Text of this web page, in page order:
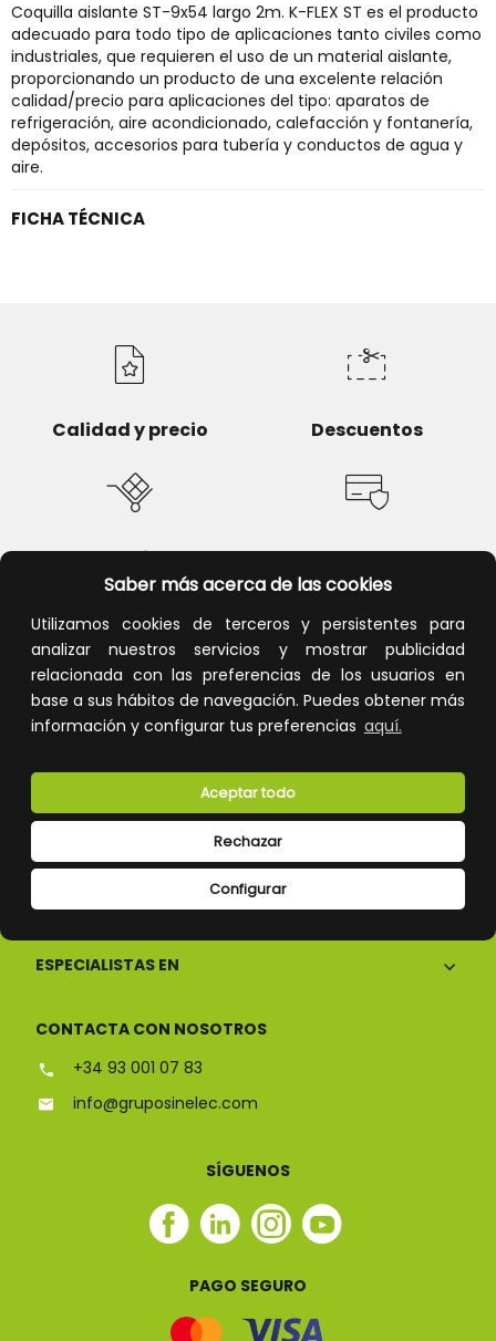
Saber más acerca de las cookies
Utilizamos cookies de terceros y persistentes para
analizar nuestros servicios y mostrar publicidad
relacionada con las preferencias de los usuarios en
base a sus hábitos de navegación. Puedes obtener más
información y configurar tus preferencias aquí.
Configurar
Rechazar
Aceptar todo
Coquilla aislante ST-9x54 largo 2m. K-FLEX ST es el producto
adecuado para todo tipo de aplicaciones tanto civiles como
industriales, que requieren el uso de un material aislante,
proporcionando un producto de una excelente relación
calidad/precio para aplicaciones del tipo: aparatos de
refrigeración, aire acondicionado, calefacción y fontanería,
depósitos, accesorios para tubería y conductos de agua y
aire.
FICHA TÉCNICA
Calidad y precio Descuentos
Devoluciones Pago seguro
Atención al cliente
ESPECIALISTAS EN
CONTACTA CON NOSOTROS
+34 93 001 07 83
info@gruposinelec.com
SÍGUENOS
Facebook
Linkedin
Instagram
Youtube
PAGO SEGURO